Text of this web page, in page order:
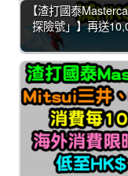
【渣打國泰
探險號」】再送